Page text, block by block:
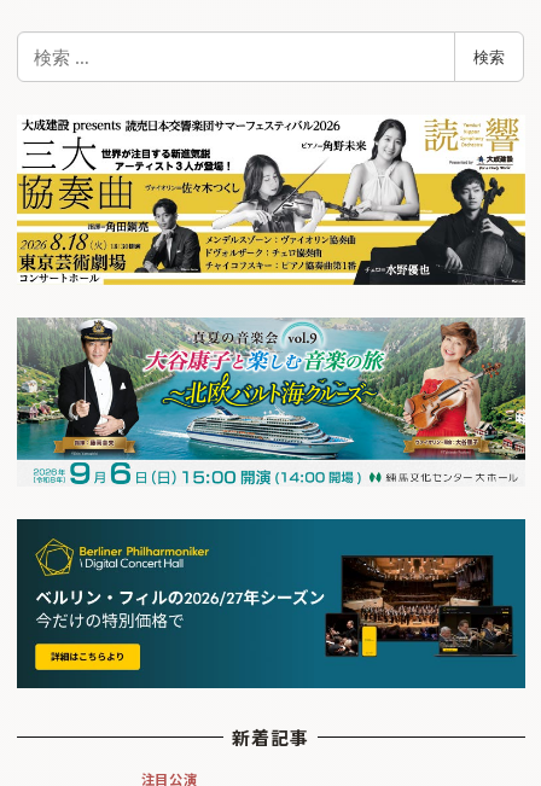
検
索
検索
新着記事
注目公演